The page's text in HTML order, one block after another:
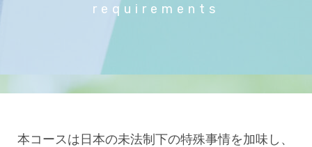
requirements
本コースは日本の未法制下の特殊事情を加味し、